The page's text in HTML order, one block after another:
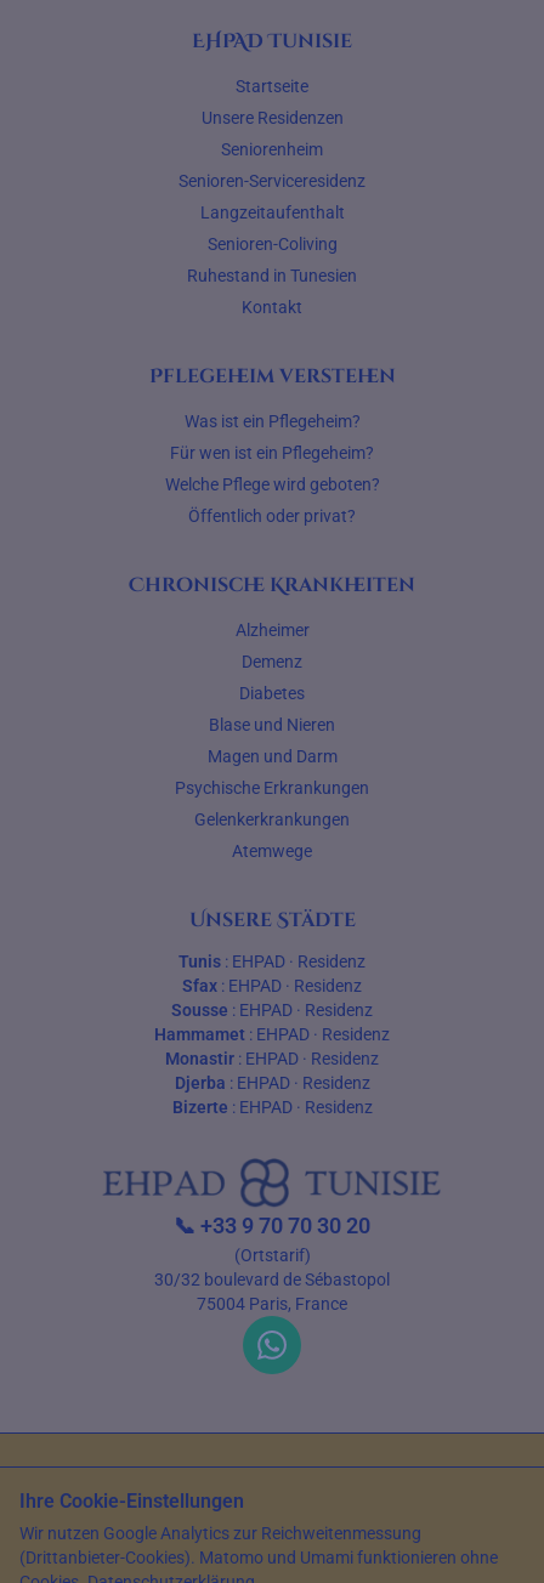
EHPAD Tunisie
Startseite
Unsere Residenzen
Seniorenheim
Senioren-Serviceresidenz
Langzeitaufenthalt
Senioren-Coliving
Ruhestand in Tunesien
Kontakt
Pflegeheim verstehen
Was ist ein Pflegeheim?
Für wen ist ein Pflegeheim?
Welche Pflege wird geboten?
Öffentlich oder privat?
Chronische Krankheiten
Alzheimer
Demenz
Diabetes
Blase und Nieren
Magen und Darm
Psychische Erkrankungen
Gelenkerkrankungen
Atemwege
Unsere Städte
Tunis : EHPAD · Residenz
Sfax : EHPAD · Residenz
Sousse : EHPAD · Residenz
Hammamet : EHPAD · Residenz
Monastir : EHPAD · Residenz
Djerba : EHPAD· Residenz
Bizerte : EHPAD· Residenz
📞 +33 9 70 70 30 20
(Ortstarif)
30/32 boulevard de Sébastopol
75004 Paris, France
© 2026 EHPAD Tunisie — Alle Rechte vorbehalten
Artikel verfasst von Farès Bouslama, Präsident von SILVER RESORTS
Aktualisiert am15. Mai 2026
Ihre Cookie-Einstellungen
Wir nutzen Google Analytics zur Reichweitenmessung
(Drittanbieter-Cookies). Matomo und Umami funktionieren ohne